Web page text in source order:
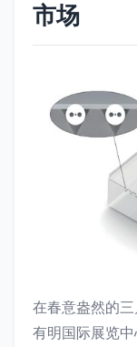
市场
在春意盎然的
有明国际展览